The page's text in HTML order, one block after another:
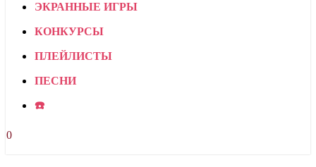
ЭКРАННЫЕ ИГРЫ
КОНКУРСЫ
ПЛЕЙЛИСТЫ
ПЕСНИ
☎️
0